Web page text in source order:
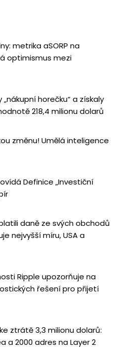
metrika aSORP na
optimismus mezi
horečku“ a získaly
218,4 milionu dolarů
změnu! Umělá inteligence
Definice „Investiční
daně ze svých obchodů
nejvyšší míru, USA a
Ripple upozorňuje na
řešení pro přijetí
ztrátě 3,3 milionu dolarů:
a 2000 adres na Layer 2